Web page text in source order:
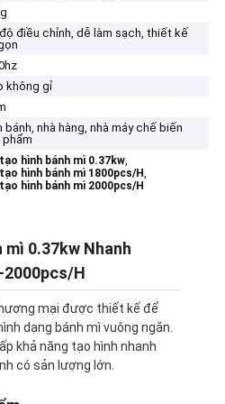
điều chỉnh, dễ làm sạch, thiết kế
không gỉ
bánh, nhà hàng, nhà máy chế biến
hình bánh mì 0.37kw,
hình bánh mì 1800pcs/H,
hình bánh mì 2000pcs/H
0.37kw Nhanh
H
mại được thiết kế để
dạng bánh mì vuông ngắn.
khả năng tạo hình nhanh
có sản lượng lớn.